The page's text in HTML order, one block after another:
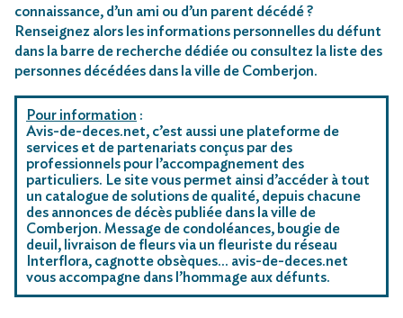
connaissance, d’un ami ou d’un parent décédé ?
Renseignez alors les informations personnelles du défunt
dans la barre de recherche dédiée ou consultez la liste des
personnes décédées dans la ville de Comberjon.
Pour information :
Avis-de-deces.net, c’est aussi une plateforme de
services et de partenariats conçus par des
professionnels pour l’accompagnement des
particuliers. Le site vous permet ainsi d’accéder à tout
un catalogue de solutions de qualité, depuis chacune
des annonces de décès publiée dans la ville de
Comberjon. Message de condoléances, bougie de
deuil, livraison de fleurs via un fleuriste du réseau
Interflora, cagnotte obsèques… avis-de-deces.net
vous accompagne dans l’hommage aux défunts.